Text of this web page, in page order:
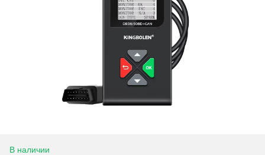
В наличии